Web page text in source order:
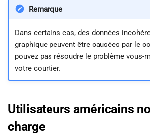
Remarque
Dans certains cas, des données
graphique peuvent être causées par le
pouvez pas résoudre le problème vous-
votre courtier.
Utilisateurs américains
charge